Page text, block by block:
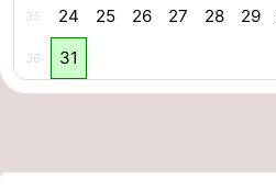
Medizin
Adressen
Region
35 24 25 26 27 28 29
36 31